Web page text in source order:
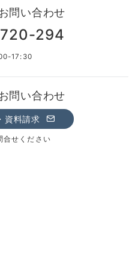
問い合わせ
294
17:30
問い合わせ
資料請求
合せください